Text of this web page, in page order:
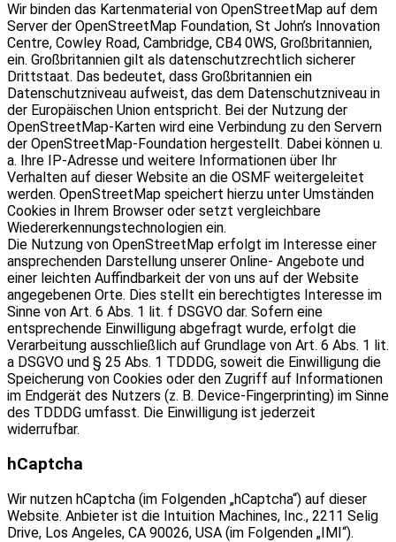
Wir binden das Kartenmaterial von OpenStreetMap auf dem
Server der OpenStreetMap Foundation, St John’s Innovation
Centre, Cowley Road, Cambridge, CB4 0WS, Großbritannien,
ein. Großbritannien gilt als datenschutzrechtlich sicherer
Drittstaat. Das bedeutet, dass Großbritannien ein
Datenschutzniveau aufweist, das dem Datenschutzniveau in
der Europäischen Union entspricht. Bei der Nutzung der
OpenStreetMap-Karten wird eine Verbindung zu den Servern
der OpenStreetMap-Foundation hergestellt. Dabei können u.
a. Ihre IP-Adresse und weitere Informationen über Ihr
Verhalten auf dieser Website an die OSMF weitergeleitet
werden. OpenStreetMap speichert hierzu unter Umständen
Cookies in Ihrem Browser oder setzt vergleichbare
Wiedererkennungstechnologien ein.
Die Nutzung von OpenStreetMap erfolgt im Interesse einer
ansprechenden Darstellung unserer Online- Angebote und
einer leichten Auffindbarkeit der von uns auf der Website
angegebenen Orte. Dies stellt ein berechtigtes Interesse im
Sinne von Art. 6 Abs. 1 lit. f DSGVO dar. Sofern eine
entsprechende Einwilligung abgefragt wurde, erfolgt die
Verarbeitung ausschließlich auf Grundlage von Art. 6 Abs. 1 lit.
a DSGVO und § 25 Abs. 1 TDDDG, soweit die Einwilligung die
Speicherung von Cookies oder den Zugriff auf Informationen
im Endgerät des Nutzers (z. B. Device-Fingerprinting) im Sinne
des TDDDG umfasst. Die Einwilligung ist jederzeit
widerrufbar.
hCaptcha
Wir nutzen hCaptcha (im Folgenden „hCaptcha“) auf dieser
Website. Anbieter ist die Intuition Machines, Inc., 2211 Selig
Drive, Los Angeles, CA 90026, USA (im Folgenden „IMI“).